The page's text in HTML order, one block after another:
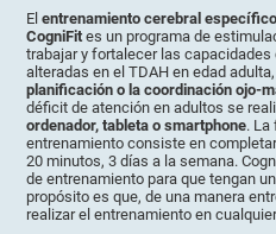
Elentrenamiento cerebral
CogniFit es un programa de
trabajar y fortalecer las
alteradas en el TDAH en edad
planificación o la coordinación ojo-
déficit de atención en adultos se
ordenador, tableta o smartphone. La
entrenamiento consiste en
20 minutos, 3 días a la semana.
de entrenamiento para que tengan
propósito es que, de una manera
realizar el entrenamiento en